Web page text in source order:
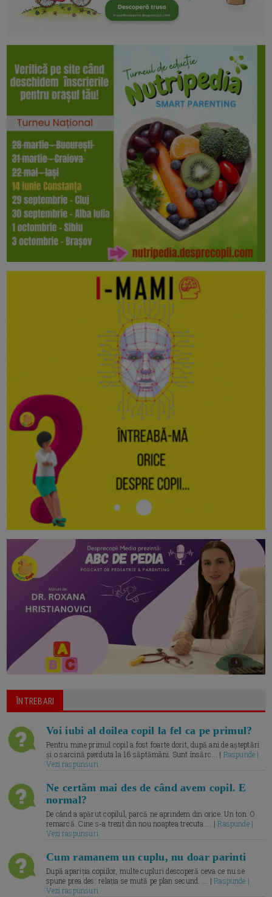
ÎNTREBARI
Voi iubi al doilea copil la fel ca pe primul?
Pentru mine primul copil a fost foarte dorit, după ani de așteptări
și o sarcină pierduta la 16 săptămâni. Sunt însărc... | Raspunde |
Vezi raspunsuri
Ne certăm mai des de când avem copil. E
normal?
De când a apărut copilul, parcă ne aprindem din orice. Un ton. O
remarcă. Cine s-a trezit din nou noaptea trecuta.... |Raspunde |
Vezi raspunsuri
Cum ramanem un cuplu, nu doar parinti
După apariția copiilor, multe cupluri descoperă ceva ce nu se
spune prea des: relația se mută pe plan secund. ... |Raspunde |
Vezi raspunsuri